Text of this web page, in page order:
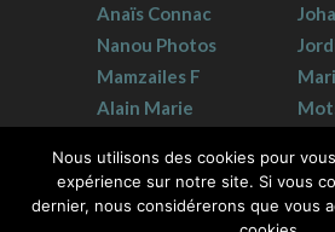
Anaïs Connac
Nanou Photos
Mamzailes F
Alain Marie
Nous utilisons des cookies pour
expérience sur notre site. Si vous
dernier, nous considérerons que vous